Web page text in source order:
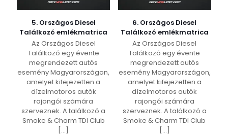
5. Országos Diesel
Találkozó emlékmatrica
Az Országos Diesel
Találkozó egy évente
megrendezett autós
esemény Magyarországon,
amelyet kifejezetten a
dízelmotoros autók
rajongói számára
szerveznek. A találkozó a
Smoke & Charm TDI Club
[…]
6. Országos Diesel
Találkozó emlékmatrica
Az Országos Diesel
Találkozó egy évente
megrendezett autós
esemény Magyarországon,
amelyet kifejezetten a
dízelmotoros autók
rajongói számára
szerveznek. A találkozó a
Smoke & Charm TDI Club
[…]